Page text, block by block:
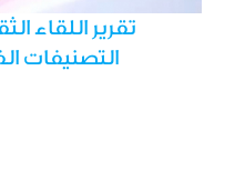
تقرير اللقاء
التصنيفات
المرأة السعودية في